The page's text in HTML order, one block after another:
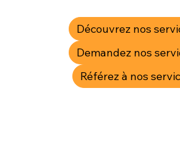
Découvrez nos
Demandez nos
Référez à nos